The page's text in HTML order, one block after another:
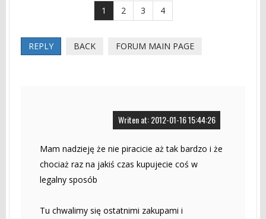
1 2 3 4
REPLY BACK FORUM MAIN PAGE
Writen at: 2012-01-16 15:44:26
Mam nadzieję że nie piracicie aż tak bardzo i że
chociaż raz na jakiś czas kupujecie coś w
legalny sposób
Tu chwalimy się ostatnimi zakupami i